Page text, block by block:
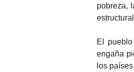
pobreza,
El
engaña
los